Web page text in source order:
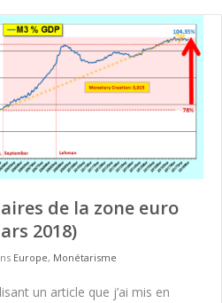
de la zone euro
2018)
Europe, Monétarisme
un article que j’ai mis en